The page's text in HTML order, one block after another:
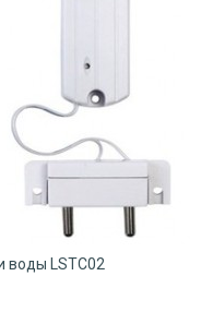
воды LSTC02